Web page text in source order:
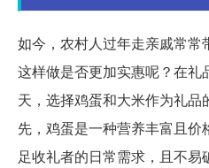
如今，农村人过年走亲戚常常
这样做是否更加实惠呢？在礼
天，选择鸡蛋和大米作为礼
先，鸡蛋是一种营养丰富且
足收礼者的日常需求，且不